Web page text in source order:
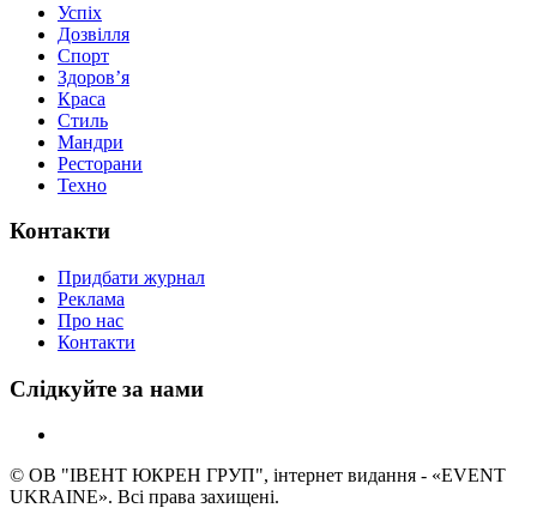
Успіх
Дозвілля
Спорт
Здоров’я
Краса
Стиль
Мандри
Ресторани
Техно
Контакти
Придбати журнал
Реклама
Про нас
Контакти
Слідкуйте за нами
© ОВ "ІВЕНТ ЮКРЕН ГРУП", інтернет видання - «EVENT
UKRAINE». Всі права захищені.